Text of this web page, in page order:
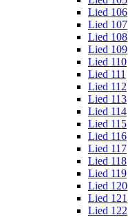
Lied 106
Lied 107
Lied 108
Lied 109
Lied 110
Lied 111
Lied 112
Lied 113
Lied 114
Lied 115
Lied 116
Lied 117
Lied 118
Lied 119
Lied 120
Lied 121
Lied 122